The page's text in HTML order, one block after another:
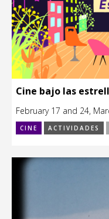
Cine bajo las
February 17 and 24,
CINE ACTIVIDADES